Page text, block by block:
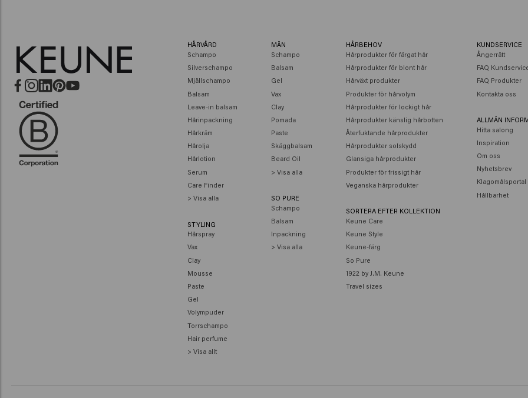
HÅRVÅRD
Schampo
Silverschampo
Mjällschampo
Balsam
Leave-in balsam
Hårinpackning
Hårkräm
Hårolja
Hårlotion
Serum
Care Finder
> Visa alla
STYLING
Hårspray
Vax
Clay
Mousse
Paste
Gel
Volympuder
Torrschampo
Hair perfume
> Visa allt
MÄN
Schampo
Balsam
Gel
Vax
Clay
Pomada
Paste
Skäggbalsam
Beard Oil
> Visa alla
SO PURE
Schampo
Balsam
Inpackning
> Visa alla
HÅRBEHOV
Hårprodukter för färgat hår
Hårprodukter för blont hår
Hårväxt produkter
Produkter för hårvolym
Hårprodukter för lockigt hår
Hårprodukter känslig hårbotten
Återfuktande hårprodukter
Hårprodukter solskydd
Glansiga hårprodukter
Produkter för frissigt hår
Veganska hårprodukter
SORTERA EFTER KOLLEKTION
Keune Care
Keune Style
Keune-färg
So Pure
1922 by J.M. Keune
Travel sizes
KUNDSERVICE
Ångerrätt
FAQ
FAQ Produkter
Kontakta oss
ALLMÄN
Hitta salong
Inspiration
Om oss
Nyhetsbrev
Klagomålsportal
Hållbarhet